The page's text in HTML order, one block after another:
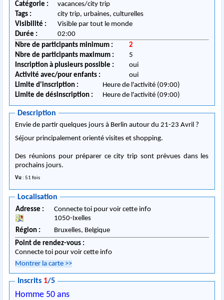
Catégorie :
vacances/city trip
Tags :
city trip, urbaines, culturelles
Visibilité :
Visible par tout le monde
Durée :
02:00
Nbre de participants minimum :
2
Nbre de participants maximum :
5
Inscription à plusieurs possible :
oui
Activité avec/pour enfants :
oui
Limite d'inscription :
Heure de l'activité (09:00)
Limite de désinscription :
Heure de l'activité (09:00)
Description
Envie de partir quelques jours à Berlin autour du 21-23 Avril ?
Séjour principalement orienté visites et shopping.
Des réunions pour préparer ce city trip sont prévues dans les
prochains jours.
Vu : 51 fois
Localisation
Adresse :
Connecte toi pour voir cette info
1050-Ixelles
Région :
Bruxelles, Belgique
Point de rendez-vous :
Connecte toi pour voir cette info
Montrer la carte >>
Inscrits 1/5
Homme 50 ans